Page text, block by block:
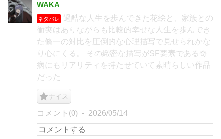
WAKA
ネタバレ
過酷な人生を歩んできた花絵と、家族との
衝突はありながらも比較的幸せな人生を歩んでき
た脩一の対比を圧倒的な心理描写で見せられかな
り心にくる。 その緻密な描写がSF要素である奇
病にもリアリティを持たせていて素晴らしい作品
だった
ナイス
コメント(0) 2026/05/14